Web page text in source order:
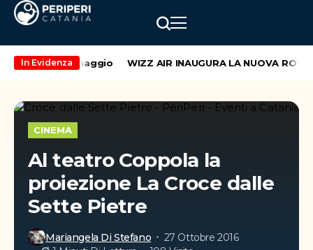
In Evidenza
weekend di maggio WIZZ AIR INAUGURA LA NUOVA
CINEMA
Al teatro Coppola la
proiezione La Croce dalle
Sette Pietre
Mariangela Di Stefano
27 Ottobre 2016